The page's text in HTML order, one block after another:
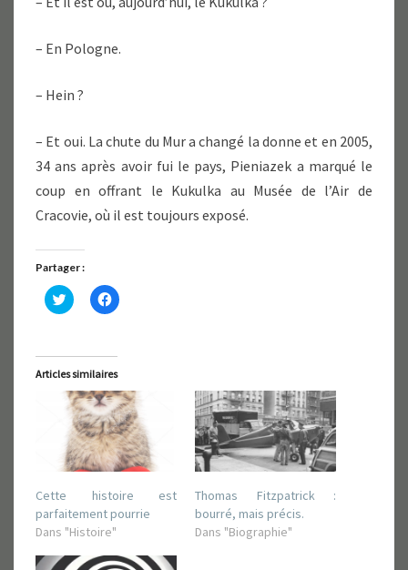
– En Pologne.
– Hein ?
– Et oui. La chute du Mur a changé la donne et en 2005,
34 ans après avoir fui le pays, Pieniazek a marqué le
coup en offrant le Kukulka au Musée de l’Air de
Cracovie, où il est toujours exposé.
Partager :
C
l
e
z
p
o
u
r
p
a
r
t
a
r
s
u
T
C
l
e
z
p
o
u
r
p
a
r
t
a
e
r
s
u
F
Articles similaires
Cette histoire est
parfaitement pourrie
Dans "Histoire"
Thomas Fitzpatrick :
bourré, mais précis.
Dans "Biographie"